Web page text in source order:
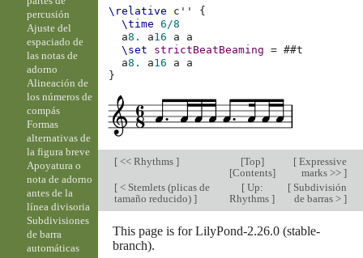
\relative c''
{
\time
6/8
a8. a16 a
a
\set
strictBeatBeaming = ##t
a8. a16 a
a
}
[<< Rhythms ] [Top]
[Contents]
[Expressive
marks >> ]
[< Stemlets (plicas de
tamaño reducido) ]
[Up:
Rhythms]
[Subdivisión
de barras > ]
This page is for LilyPond-2.26.0 (stable-
branch).
percusión
Ajuste del
espaciado de
las notas de
adorno
Alineación de
los números de
compás
Formas
alternativas de
la figura breve
Apoyatura o
nota de adorno
antes de la
línea divisoria
Subdivisiones
de barra
automáticas